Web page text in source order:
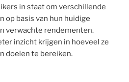
in staat om verschillende
op basis van hun huidige
verwachte rendementen.
inzicht krijgen in hoeveel ze
doelen te bereiken.